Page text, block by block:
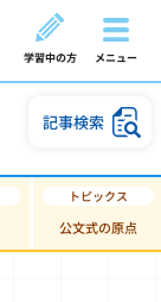
学習中の方 メニュー
記事検索
公文式の原点